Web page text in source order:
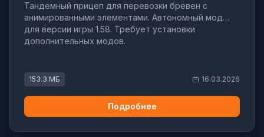
Тандемный прицеп для перевозки бревен с
анимированными элементами. Автономный мод
для версии игры 1.58. Требует установки
дополнительных модов.
153.3 МБ 16.03.2026
Подробнее